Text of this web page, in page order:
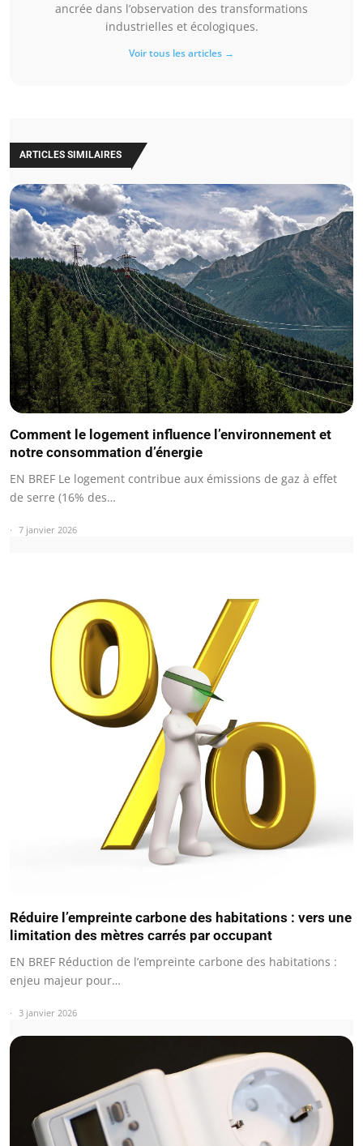
ancrée dans l’observation des transformations
industrielles et écologiques.
Voir tous les articles →
ARTICLES SIMILAIRES
Comment le logement influence l’environnement et
notre consommation d’énergie
EN BREF Le logement contribue aux émissions de gaz à effet
de serre (16% des…
7 janvier 2026
Réduire l’empreinte carbone des habitations : vers une
limitation des mètres carrés par occupant
EN BREF Réduction de l’empreinte carbone des habitations :
enjeu majeur pour…
3 janvier 2026